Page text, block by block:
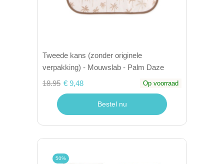
Tweede kans (zonder originele
verpakking) - Mouwslab - Palm Daze
18.95 € 9,48 Op voorraad
Bestel nu
50%